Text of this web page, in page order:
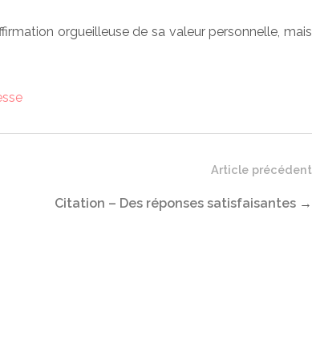
orgueilleuse de sa valeur personnelle, mais
Article précédent
Citation – Des réponses satisfaisantes →